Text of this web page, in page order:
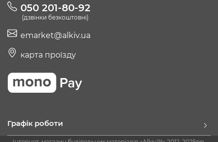
050 201-80-92
(дзвінки безкоштовні)
emarket@alkiv.ua
карта проїзду
Графік роботи